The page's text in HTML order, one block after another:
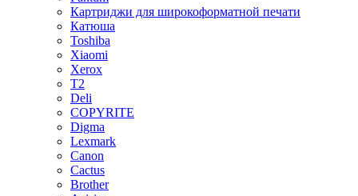
Картриджи для широкоформатной печати
Катюша
Toshiba
Xiaomi
Xerox
T2
Deli
COPYRITE
Digma
Lexmark
Canon
Cactus
Brother